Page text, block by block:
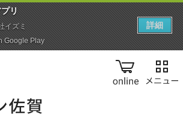
online
リ‬
イズミ
Google Play
詳細